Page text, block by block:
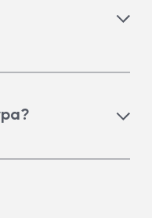
и др.) для борьбы
и